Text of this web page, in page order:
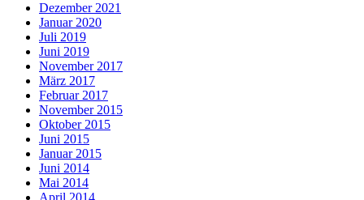
Dezember 2021
Januar 2020
Juli 2019
Juni 2019
November 2017
März 2017
Februar 2017
November 2015
Oktober 2015
Juni 2015
Januar 2015
Juni 2014
Mai 2014